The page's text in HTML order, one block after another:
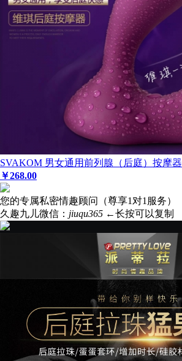
SVAKOM 男女通用前列腺（后庭）按摩器
￥268.00
您的专属私密情趣顾问（尊享1对1服务）
久趣九儿微信： jiuqu365 ←长按可以复制